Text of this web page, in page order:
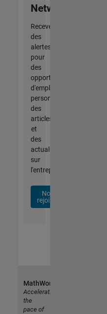
Network
Recevez
des
alertes
pour
des
opportunités
d'emploi
personnalisées,
des
articles
et
des
actualités
sur
l'entreprise.
Nous
rejoindre
MathWorks
Accelerating
the
pace of